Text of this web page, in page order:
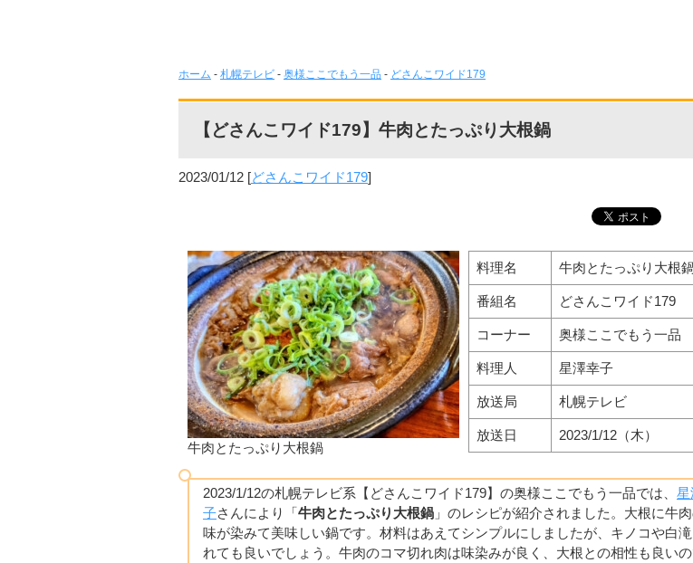
ホーム - 札幌テレビ - 奥様ここでもう一品 - どさんこワイド179
【どさんこワイド179】牛肉とたっぷり大根鍋
2023/01/12 [どさんこワイド179]
牛肉とたっぷり大根鍋
料理名 牛肉とたっぷり大根
番組名 どさんこワイド179
コーナー 奥様ここでもう一品
料理人 星澤幸子
放送局 札幌テレビ
放送日 2023/1/12（木）
2023/1/12の札幌テレビ系【どさんこワイド179】の奥様ここでもう一品では、 星
子さんにより「牛肉とたっぷり大根鍋 」のレシピが紹介されました。大根に牛
味が染みて美味しい鍋です。材料はあえてシンプルにしましたが、キノコや白滝
れても良いでしょう。牛肉のコマ切れ肉は味染みが良く、大根との相性も良い